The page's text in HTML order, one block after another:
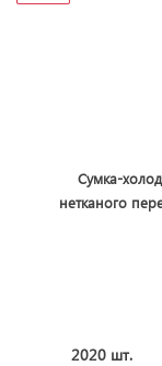
Сумка-
нетканого
2020 шт.